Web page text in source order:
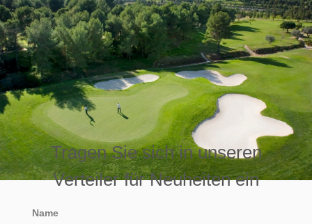
Tragen Sie sich in unseren
Verteiler für Neuheiten ein
Name